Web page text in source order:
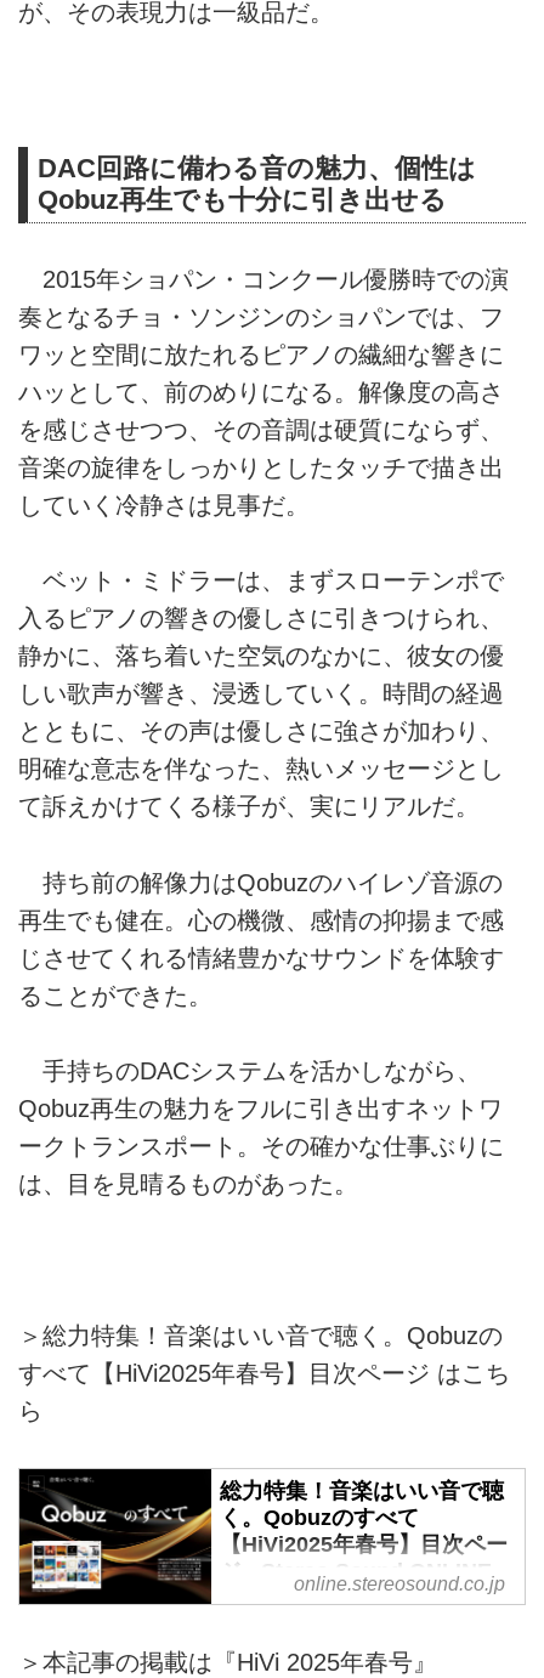
が、その表現力は一級品だ。
DAC回路に備わる音の魅力、個性は
Qobuz再生でも十分に引き出せる
2015年ショパン・コンクール優勝時での演
奏となるチョ・ソンジンのショパンでは、フ
ワッと空間に放たれるピアノの繊細な響きに
ハッとして、前のめりになる。解像度の高さ
を感じさせつつ、その音調は硬質にならず、
音楽の旋律をしっかりとしたタッチで描き出
していく冷静さは見事だ。
ベット・ミドラーは、まずスローテンポで
入るピアノの響きの優しさに引きつけられ、
静かに、落ち着いた空気のなかに、彼女の優
しい歌声が響き、浸透していく。時間の経過
とともに、その声は優しさに強さが加わり、
明確な意志を伴なった、熱いメッセージとし
て訴えかけてくる様子が、実にリアルだ。
持ち前の解像力はQobuzのハイレゾ音源の
再生でも健在。心の機微、感情の抑揚まで感
じさせてくれる情緒豊かなサウンドを体験す
ることができた。
手持ちのDACシステムを活かしながら、
Qobuz再生の魅力をフルに引き出すネットワ
ークトランスポート。その確かな仕事ぶりに
は、目を見晴るものがあった。
＞総力特集！音楽はいい音で聴く。Qobuzの
すべて【HiVi2025年春号】目次ページ はこち
ら
総力特集！音楽はいい音で聴
く。Qobuzのすべて
【HiVi2025年春号】目次ペー
ジ - Stereo Sound ONLINE
定額でハイレゾ形式を含むロスレ
スタイルのオーディオシステムで
online.stereosound.co.jp
＞本記事の掲載は『HiVi 2025年春号』